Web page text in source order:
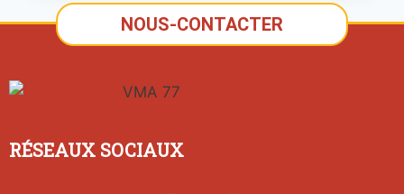
NOUS-CONTACTER
RÉSEAUX SOCIAUX